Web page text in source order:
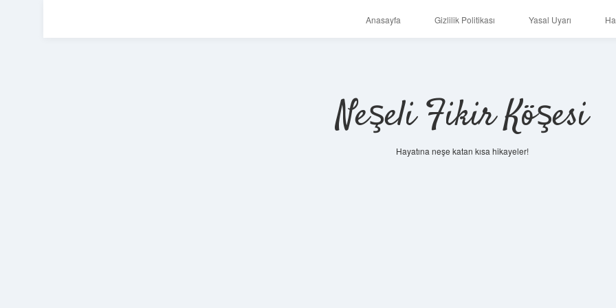
Anasayfa Gizlilik Politikası Yasal Uyarı
Neşeli Fikir Köşesi
Hayatına neşe katan kısa hikayeler!